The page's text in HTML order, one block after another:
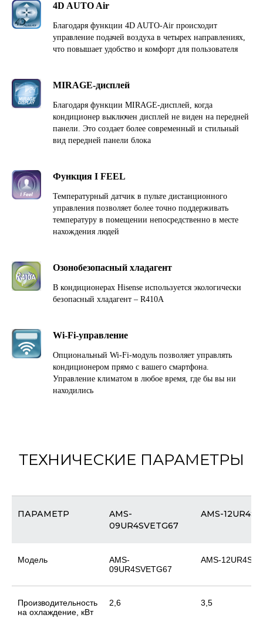
4D AUTO Air
Благодаря функции 4D AUTO-Air происходит
управление подачей воздуха в четырех направлениях,
что повышает удобство и комфорт для пользователя
MIRAGE-дисплей
Благодаря функции MIRAGE-дисплей, когда
кондиционер выключен дисплей не виден на передней
панели. Это создает более современный и стильный
вид передней панели блока
Функция I FEEL
Температурный датчик в пульте дистанционного
управления позволяет более точно поддерживать
температуру в помещении непосредственно в месте
нахождения людей
Озонобезопасный хладагент
В кондиционерах Hisense используется экологически
безопасный хладагент – R410A
Wi-Fi-управление
Опциональный Wi-Fi-модуль позволяет управлять
кондиционером прямо с вашего смартфона.
Управление климатом в любое время, где бы вы ни
находились
ТЕХНИЧЕСКИЕ ПАРАМЕТРЫ
ПАРАМЕТР
AMS-
09UR4SVETG67
AMS-
Модель
AMS-
09UR4SVETG67
AMS-
Производительность
на охлаждение, кВт
2,6 3,5